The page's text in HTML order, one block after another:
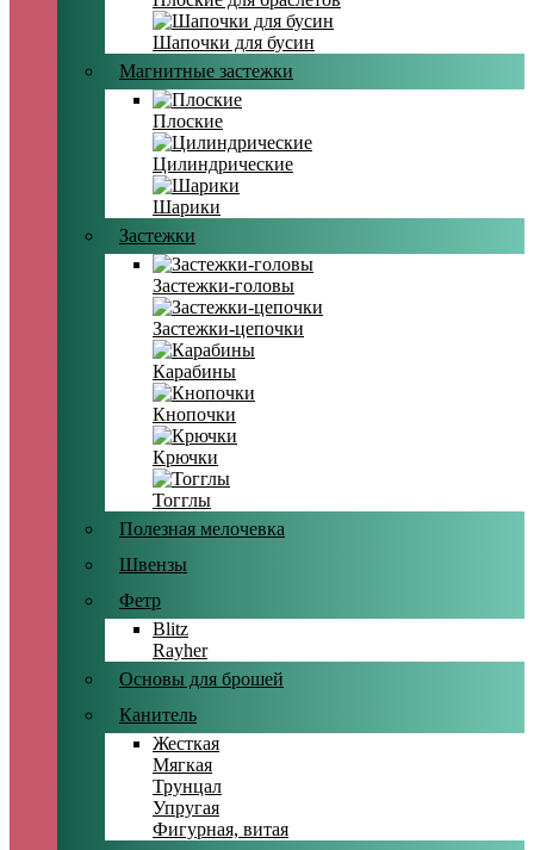
Шапочки для бусин
Магнитные застежки
Плоские
Цилиндрические
Шарики
Застежки
Застежки-головы
Застежки-цепочки
Карабины
Кнопочки
Крючки
Тогглы
Полезная мелочевка
Швензы
Фетр
Blitz
Rayher
Основы для брошей
Канитель
Жесткая
Мягкая
Трунцал
Упругая
Фигурная, витая